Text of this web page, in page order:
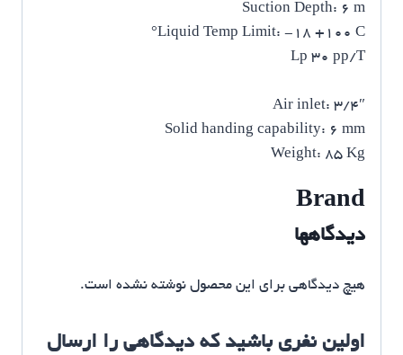
Suction Depth: 6 m
Liquid Temp Limit: -18 +100 C°
Lp 30 pp/T
Air inlet: 3/4″
Solid handing capability: 6 mm
Weight: 85 Kg
Brand
دیدگاهها
هیچ دیدگاهی برای این محصول نوشته نشده است.
اولین نفری باشید که دیدگاهی را ارسال